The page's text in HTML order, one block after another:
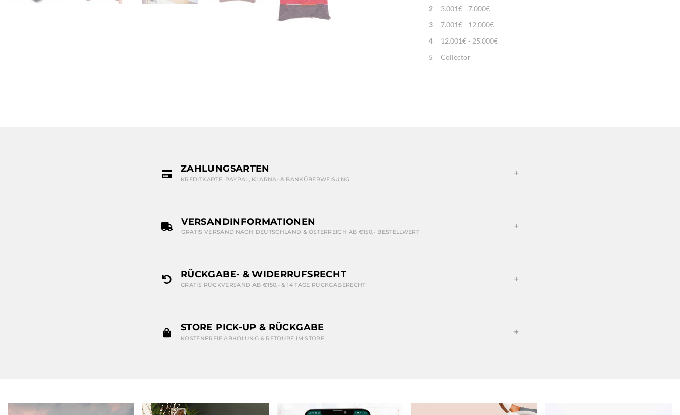
2
3.001€ - 7.000€
3
7.001€ - 12.000€
4
12.001€ - 25.000€
5
Collector
ZAHLUNGSARTEN
KREDITKARTE, PAYPAL, KLARNA- & BANKÜBERWEISUNG
VERSANDINFORMATIONEN
GRATIS VERSAND NACH DEUTSCHLAND & ÖSTERREICH AB €150,- BESTELLWERT
RÜCKGABE- & WIDERRUFSRECHT
GRATIS RÜCKVERSAND AB €150,- & 14 TAGE RÜCKGABERECHT
STORE PICK-UP & RÜCKGABE
KOSTENFREIE ABHOLUNG & RETOURE IM STORE